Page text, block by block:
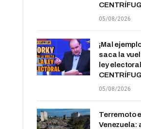
05/08/2026
¡Mal
saca la
ley electoral |
05/08/2026
Terremoto
Venezuela: